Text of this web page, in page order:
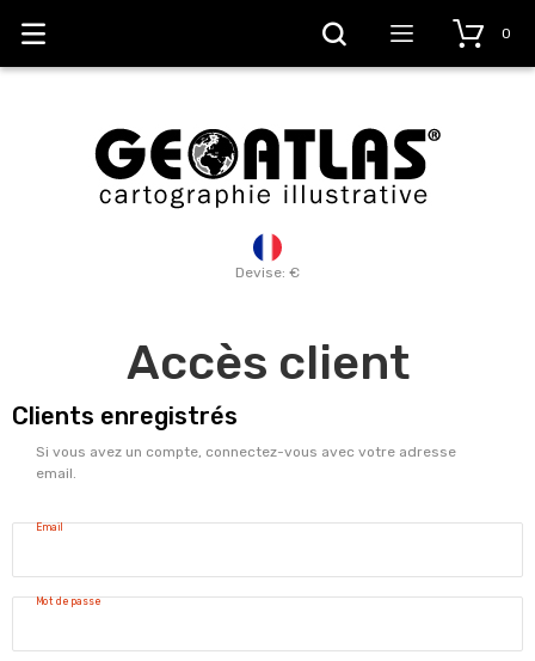
Devise: €
0
Accès client
Clients enregistrés
Si vous avez un compte, connectez-vous avec votre adresse
email.
Email
Mot de passe